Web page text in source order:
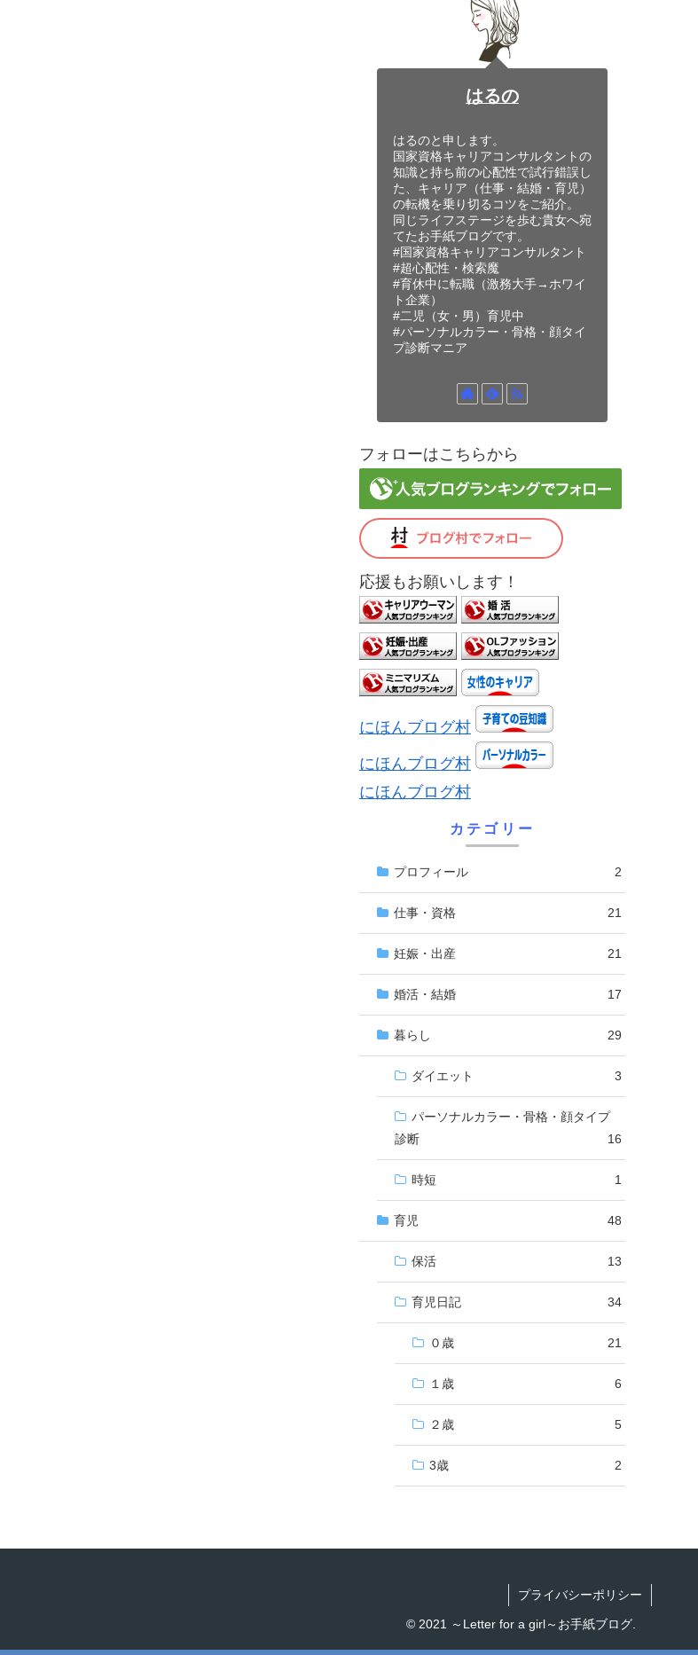
はるの
はるのと申します。
国家資格キャリアコンサルタントの
知識と持ち前の心配性で試行錯誤し
た、キャリア（仕事・結婚・育児）
の転機を乗り切るコツをご紹介。
同じライフステージを歩む貴女へ宛
てたお手紙ブログです。
#国家資格キャリアコンサルタント
#超心配性・検索魔
#育休中に転職（激務大手→ホワイ
ト企業）
#二児（女・男）育児中
#パーソナルカラー・骨格・顔タイ
プ診断マニア
フォローはこちらから
応援もお願いします！
にほんブログ村
にほんブログ村
にほんブログ村
カテゴリー
プロフィール 2
仕事・資格 21
妊娠・出産 21
婚活・結婚 17
暮らし 29
ダイエット 3
パーソナルカラー・骨格・顔タイプ
診断
16
時短 1
育児 48
保活 13
育児日記 34
０歳 21
１歳 6
２歳 5
3歳 2
プライバシーポリシー
© 2021 ～Letter for a girl～お手紙ブログ.